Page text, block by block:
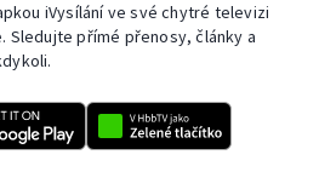
iVysílání ve své chytré televizi
Sledujte přímé přenosy, články a